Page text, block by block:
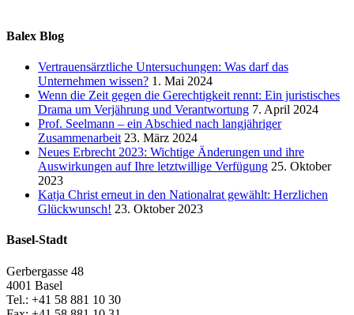
Balex Blog
Vertrauensärztliche Untersuchungen: Was darf das
Unternehmen wissen? 1. Mai 2024
Wenn die Zeit gegen die Gerechtigkeit rennt: Ein juristisches
Drama um Verjährung und Verantwortung 7. April 2024
Prof. Seelmann – ein Abschied nach langjähriger
Zusammenarbeit 23. März 2024
Neues Erbrecht 2023: Wichtige Änderungen und ihre
Auswirkungen auf Ihre letztwillige Verfügung 25. Oktober
2023
Katja Christ erneut in den Nationalrat gewählt: Herzlichen
Glückwunsch! 23. Oktober 2023
Basel-Stadt
Gerbergasse 48
4001 Basel
Tel.: +41 58 881 10 30